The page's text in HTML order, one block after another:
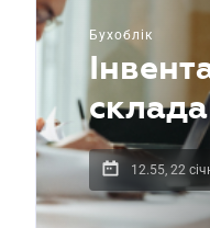
Бухоблік
12.55, 22